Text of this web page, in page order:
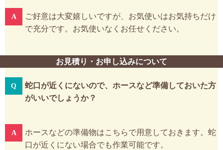
ご好意は大変嬉しいですが、お気使いはお気持ちだけ
で充分です。お気使いなくお任せください。
お見積り・お申し込みについて
蛇口が近くにないので、ホースなど準備しておいた方
がいいでしょうか？
ホースなどの準備物はこちらで用意しておきます。蛇
口が近くにない場合でも作業可能です。